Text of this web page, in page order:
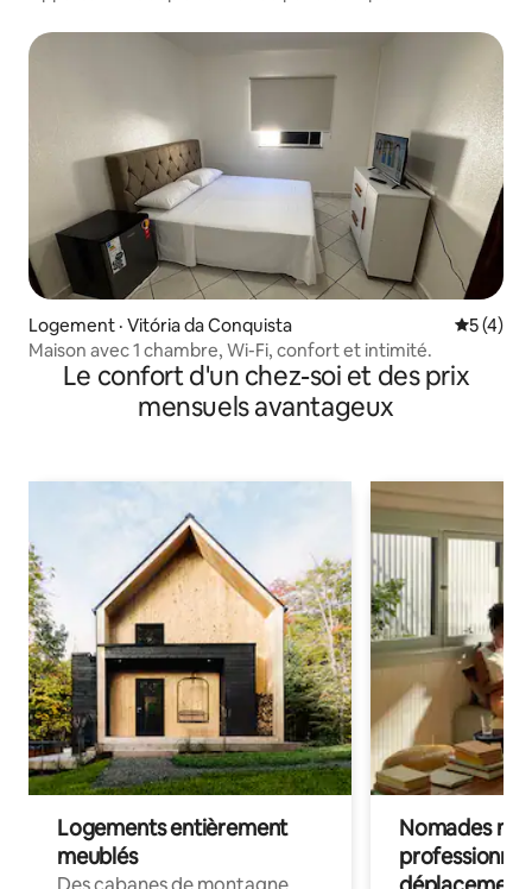
Logement · Vitória da Conquista Note
5 (4)
Maison avec 1 chambre, Wi-Fi, confort et intimité.
Le confort d'un chez-soi et des prix
mensuels avantageux
Logements entièrement
meublés
Nomades